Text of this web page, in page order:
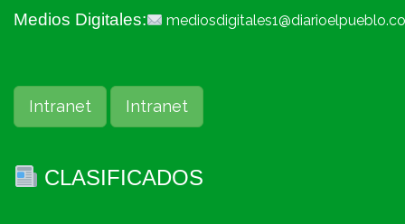
Medios Digitales:
Intranet Intranet
CLASIFICADOS